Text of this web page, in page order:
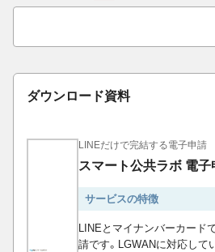
ダウンロード資料
LINEだけで完結する電子申請
スマート公共ラボ 電子
サービスの特徴
LINEとマイナンバーカード
請です。LGWANに対応して